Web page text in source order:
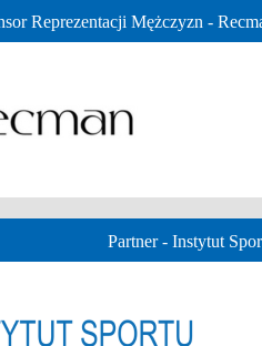
Reprezentacji Mężczyzn -
Partner - Instytut